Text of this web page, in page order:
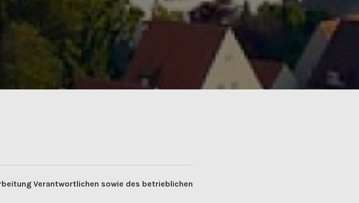
Verantwortlichen sowie des betrieblichen